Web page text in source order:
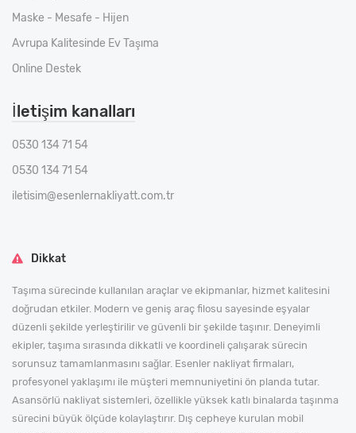
Maske - Mesafe - Hijen
Avrupa Kalitesinde Ev Taşıma
Online Destek
İletişim kanalları
0530 134 71 54
0530 134 71 54
iletisim@esenlernakliyatt.com.tr
Dikkat
Taşıma sürecinde kullanılan araçlar ve ekipmanlar, hizmet kalitesini
doğrudan etkiler. Modern ve geniş araç filosu sayesinde eşyalar
düzenli şekilde yerleştirilir ve güvenli bir şekilde taşınır. Deneyimli
ekipler, taşıma sırasında dikkatli ve koordineli çalışarak sürecin
sorunsuz tamamlanmasını sağlar. Esenler nakliyat firmaları,
profesyonel yaklaşımı ile müşteri memnuniyetini ön planda tutar.
Asansörlü nakliyat sistemleri, özellikle yüksek katlı binalarda taşınma
sürecini büyük ölçüde kolaylaştırır. Dış cepheye kurulan mobil